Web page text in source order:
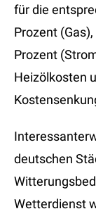
für die
Prozent
Prozent
Heizölkosten
deutschen
Wetterdienst